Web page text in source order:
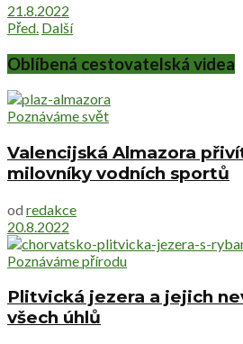
21.8.2022
Před. Další
Oblíbená cestovatelská videa
Poznáváme svět
Valencijská Almazora
milovníky vodních sportů
od redakce
20.8.2022
Poznáváme přírodu
Plitvická jezera a jejich
všech úhlů